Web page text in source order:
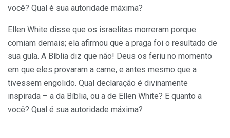
você? Qual é sua autoridade máxima?
Ellen White disse que os israelitas morreram porque
comiam demais; ela afirmou que a praga foi o resultado de
sua gula. A Bíblia diz que não! Deus os feriu no momento
em que eles provaram a carne, e antes mesmo que a
tivessem engolido. Qual declaração é divinamente
inspirada – a da Bíblia, ou a de Ellen White? E quanto a
você? Qual é sua autoridade máxima?